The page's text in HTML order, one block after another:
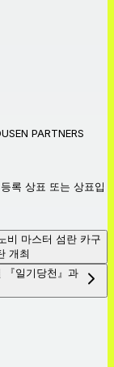
PARTNERS
록 상표 또는 상표입
비 마스터 섬란 카구
개최
『일기당천』과